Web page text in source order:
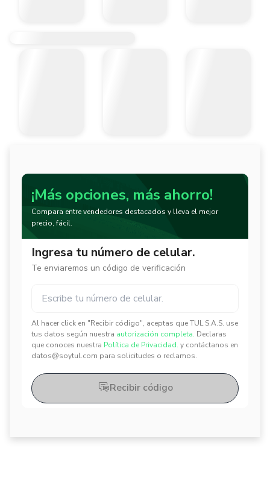
¡Más opciones, más ahorro!
Compara entre vendedores destacados y lleva el mejor
precio, fácil.
Ingresa tu número de celular.
Te enviaremos un código de verificación
Al hacer click en "Recibir código", aceptas que TUL S.A.S. use
tus datos según nuestra autorización completa. Declaras
que conoces nuestra Política de Privacidad. y contáctanos en
datos@soytul.com para solicitudes o reclamos.
✕
✕
Recibir código